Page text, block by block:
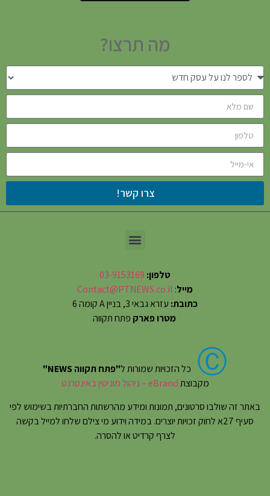
מה תרצו?
צרו קשר!
טלפון: 03-9153169
מייל:
Contact@PTNEWS.co.il
כתובת: עזרא גבאי 3, בניין A קומה 6
מטרו פארק פתח תקווה
Ⓒ כל הזכויות שמורות ל"פתח תקווה NEWS"
מקבוצתeBrand – ניהול מוניטין באינטרנט
באתר זה שולבו סרטונים, תמונות ומידע מהרשתות החברתיות בשימוש לפי
סעיף 27א לחוק זכויות יוצרים. במידה וידוע מי צילם שלחו למייל בקשה
לצרף קרדיט או להסרה.